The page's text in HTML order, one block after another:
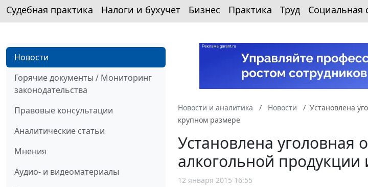
Судебная практика Налоги и бухучет Бизнес Практика Труд Социальная
Новости
Горячие документы / Мониторинг
законодательства
Правовые консультации
Аналитические статьи
Мнения
Аудио- и видеоматериалы
Новости и аналитика Новости
Установлена
крупном размере
Установлена уголовная
алкогольной
12 января 2015 16:55